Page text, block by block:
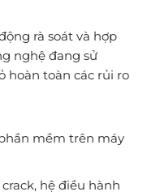
rà soát và hợp
nghệ đang sử
hoàn toàn các rủi ro
mềm trên máy
hệ điều hành